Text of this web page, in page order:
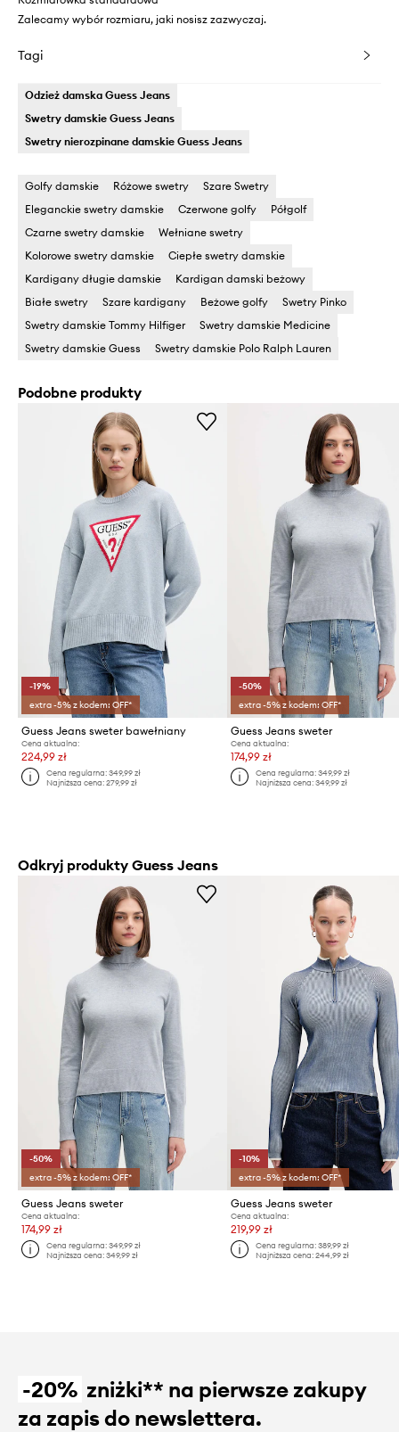
Zalecamy wybór rozmiaru, jaki nosisz zazwyczaj.
Tagi
Odzież damska Guess Jeans
Swetry damskie Guess Jeans
Swetry nierozpinane damskie Guess Jeans
Golfy damskie Różowe swetry
Szare Swetry
Eleganckie swetry damskie
Czerwone golfy
Półgolf
Czarne swetry damskie
Wełniane swetry
Kolorowe swetry damskie
Ciepłe swetry damskie
Kardigany długie damskie
Kardigan damski beżowy
Białe swetry
Szare kardigany Beżowe golfy
Swetry Pinko
Swetry damskie Tommy Hilfiger
Swetry damskie Medicine
Swetry damskie Guess
Swetry damskie Polo Ralph Lauren
Podobne produkty
-19%
extra -5% z kodem: OFF*
Guess Jeans sweter bawełniany
Cena aktualna:
224,99 zł
Cena regularna:349,99 zł
Najniższa cena:279,99 zł
-50%
extra -5% z kodem: OFF*
Guess Jeans sweter
Cena aktualna:
174,99 zł
Cena regularna: 349,99 zł
Najniższa cena: 349,99 zł
Odkryj produkty Guess Jeans
-50%
extra -5% z kodem: OFF*
Guess Jeans sweter
Cena aktualna:
174,99 zł
Cena regularna:349,99 zł
Najniższa cena:349,99 zł
-10%
extra -5% z kodem: OFF*
Guess Jeans sweter
Cena aktualna:
219,99 zł
Cena regularna: 389,99 zł
Najniższa cena: 244,99 zł
-20% zniżki** na pierwsze zakupy
za zapis do newslettera.